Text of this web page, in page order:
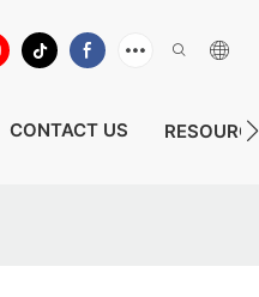
CONTACT US